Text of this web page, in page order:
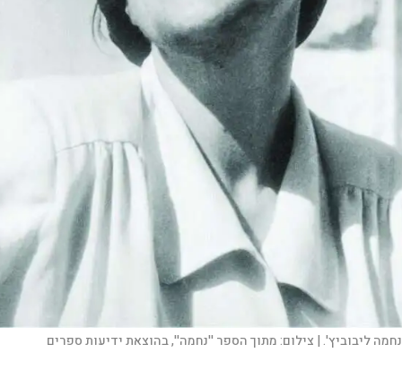
נחמה ליבוביץ'. | צילום:מתוך הספר ''נחמה'', בהוצאת ידיעות ספרים